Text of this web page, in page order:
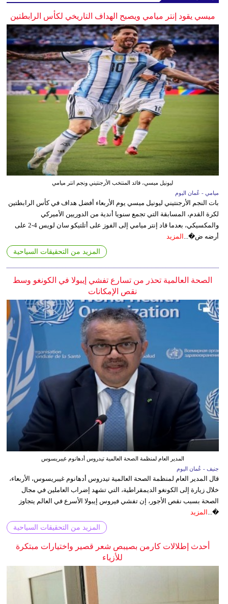
ميسي يقود إنتر ميامي ويصبح الهداف التاريخي لكأس الرابطتين
ليونيل ميسي، قائد المنتخب الأرجنتيني ونجم انتر ميامي
ميامي - عُمان اليوم
بات النجم الأرجنتيني ليونيل ميسي يوم الأربعاء أفضل هداف في كأس الرابطتين
لكرة القدم، المسابقة التي تجمع سنويا أندية من الدوريين الأميركي
والمكسيكي، بعدما قاد إنتر ميامي إلى الفوز على أتلتيكو سان لويس 4-2 على
أرضه ض�... المزيد
المزيد من التحقيقات السياحية
الصحة العالمية تحذر من تسارع تفشي إيبولا في الكونغو وسط
نقص الإمكانات
المدير العام لمنظمة الصحة العالمية تيدروس أدهانوم غيبريسوس
جنيف - عُمان اليوم
قال المدير العام لمنظمة الصحة العالمية تيدروس أدهانوم غيبريسوس، الأربعاء،
خلال زيارة إلى الكونغو الديمقراطية، التي تشهد إضراب العاملين في مجال
الصحة بسبب نقص الأجور، إن تفشي فيروس إيبولا الأسرع في العالم يتجاوز
�... المزيد
المزيد من التحقيقات السياحية
أحدث إطلالات كارمن بصيبص شعر قصير واختيارات مبتكرة
للأزياء